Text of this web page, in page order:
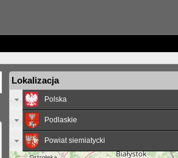
Lokalizacja
Polska
Podlaskie
Powiat siemiatycki